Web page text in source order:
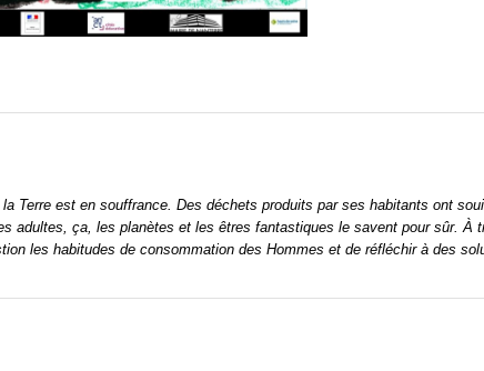
Terre est en souffrance. Des déchets produits par ses habitants ont
adultes, ça, les planètes et les êtres fantastiques le savent pour sûr.
les habitudes de consommation des Hommes et de réfléchir à des